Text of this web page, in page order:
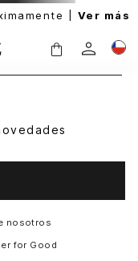
| Ver más
nosotros
for Good